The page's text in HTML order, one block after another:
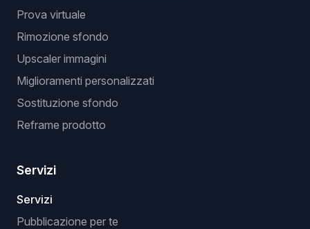
Prova virtuale
Rimozione sfondo
Upscaler immagini
Miglioramenti personalizzati
Sostituzione sfondo
Reframe prodotto
Servizi
Servizi
Pubblicazione per te